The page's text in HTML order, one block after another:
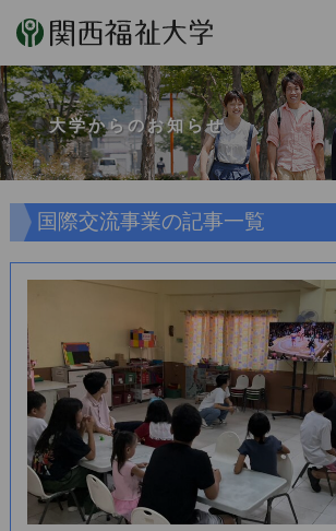
大学からのお知らせ
国際交流事業の記事一覧